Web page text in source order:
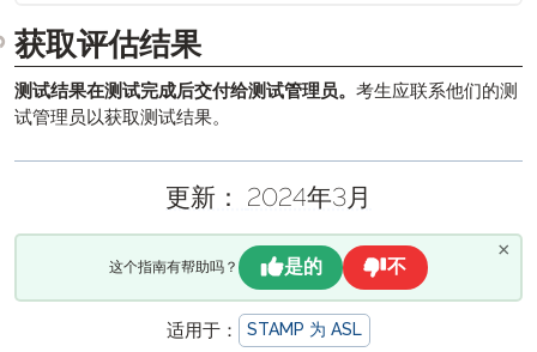
获取评估结果
测试结果在测试完成后交付给测试管理员。 考生应联系他们的测
试管理员以获取测试结果。
更新： 2024年3月
这个指南有帮助吗？ 是的 不
×
适用于： STAMP 为 ASL